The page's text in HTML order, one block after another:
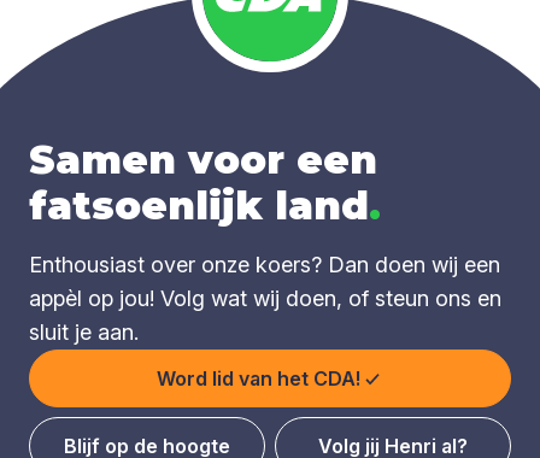
Samen voor een
fatsoenlijk land.
Enthousiast over onze koers? Dan doen wij een
appèl op jou! Volg wat wij doen, of steun ons en
sluit je aan.
Word lid van het CDA!
Blijf op de hoogte Volg jij Henri al?